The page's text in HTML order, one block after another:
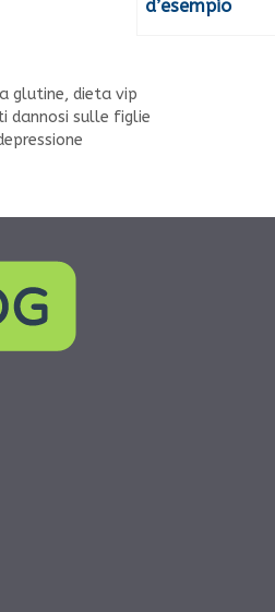
d’esempio
glutine,dieta vip
dannosi sulle figlie